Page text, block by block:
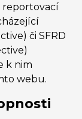
reportovací
či SFRD
k nim
webu.